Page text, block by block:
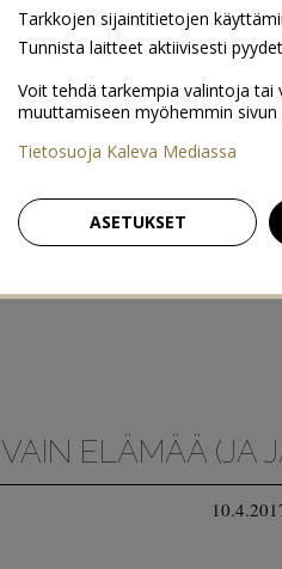
VAIN ELÄMÄÄ (JA
Tarkkojen sijaintitietojen
Tunnista laitteet aktiivisesti
Voit tehdä tarkempia valintoja tai
muuttamiseen myöhemmin sivun
Tietosuoja Kaleva Mediassa
ASETUKSET